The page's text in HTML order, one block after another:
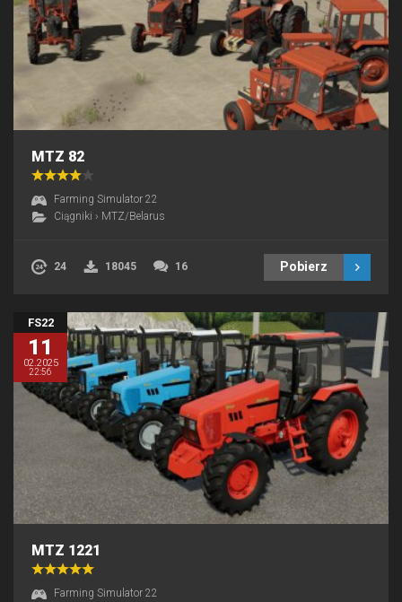
MTZ 82
Farming Simulator 22
Ciągniki › MTZ/Belarus
24 18045 16 Pobierz
FS22
11
02.2025
22:56
MTZ 1221
Farming Simulator 22